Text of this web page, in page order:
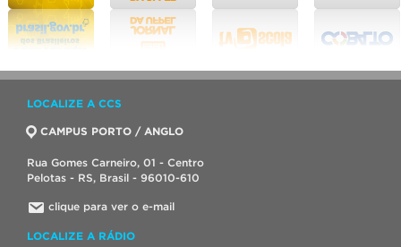
LOCALIZE A CCS
CAMPUS PORTO / ANGLO
Rua Gomes Carneiro, 01 - Centro
Pelotas - RS, Brasil - 96010-610
clique para ver o e-mail
LOCALIZE A RÁDIO